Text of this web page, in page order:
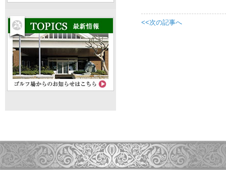
<<次の記事へ